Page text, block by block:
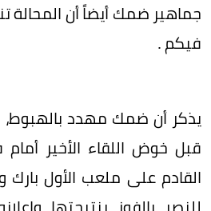
جماهير ضمك أيضاً أن المحالة
فيكم .
يذكر أن ضمك مهدد بالهبوط،
قبل خوض اللقاء الأخير
القادم على ملعب الأول